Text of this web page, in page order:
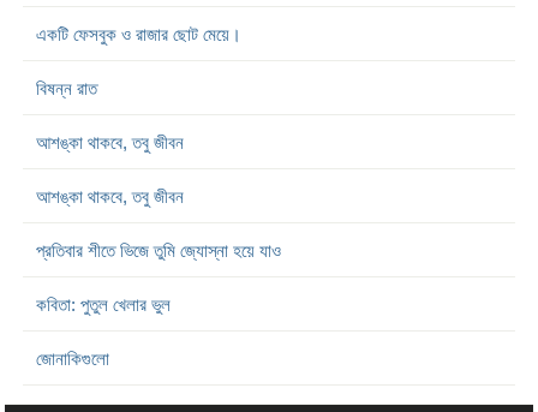
একটি ফেসবুক ও রাজার ছোট মেয়ে।
বিষন্ন রাত
আশঙ্কা থাকবে, তবু জীবন
আশঙ্কা থাকবে, তবু জীবন
প্রতিবার শীতে ভিজে তুমি জ্যোস্না হয়ে যাও
কবিতা: পুতুল খেলার ভুল
জোনাকিগুলো